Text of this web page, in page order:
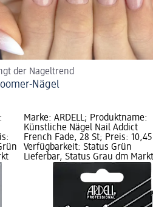
der Nageltrend
Nägel
Marke: ARDELL; Produktname:
Künstliche Nägel Nail Addict
French Fade, 28 St; Preis:
Verfügbarkeit: Status Grün
Lieferbar, Status Grau dm Markt